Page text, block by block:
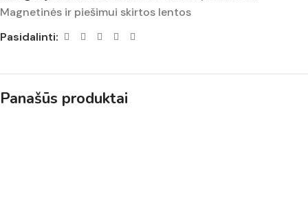
Magnetinės ir piešimui skirtos lentos
Pasidalinti:
Panašūs produktai